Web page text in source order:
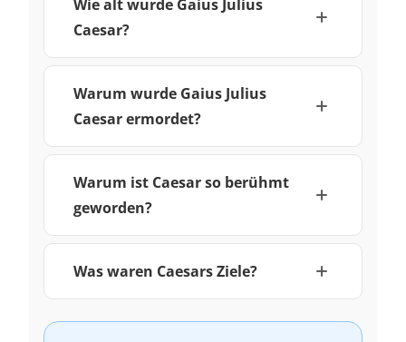
Wie alt wurde Gaius Julius
Caesar?
Warum wurde Gaius Julius
Caesar ermordet?
Warum ist Caesar so berühmt
geworden?
Was waren Caesars Ziele?